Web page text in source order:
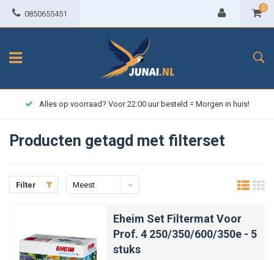
0850655451
0
Alles op voorraad? Voor 22:00 uur besteld = Morgen in huis!
Producten getagd met filterset
Filter
Meest
Eheim Set Filtermat Voor
Prof. 4 250/350/600/350e - 5
stuks